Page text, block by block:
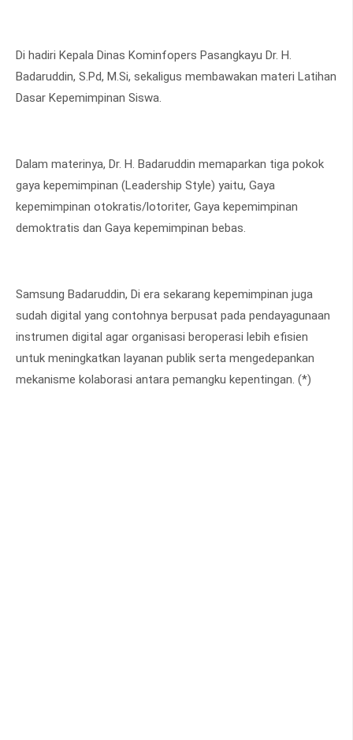
Di hadiri Kepala Dinas Kominfopers Pasangkayu Dr. H.
Badaruddin, S.Pd, M.Si, sekaligus membawakan materi Latihan
Dasar Kepemimpinan Siswa.
Dalam materinya, Dr. H. Badaruddin memaparkan tiga pokok
gaya kepemimpinan (Leadership Style) yaitu, Gaya
kepemimpinan otokratis/lotoriter, Gaya kepemimpinan
demoktratis dan Gaya kepemimpinan bebas.
Samsung Badaruddin, Di era sekarang kepemimpinan juga
sudah digital yang contohnya berpusat pada pendayagunaan
instrumen digital agar organisasi beroperasi lebih efisien
untuk meningkatkan layanan publik serta mengedepankan
mekanisme kolaborasi antara pemangku kepentingan. (*)